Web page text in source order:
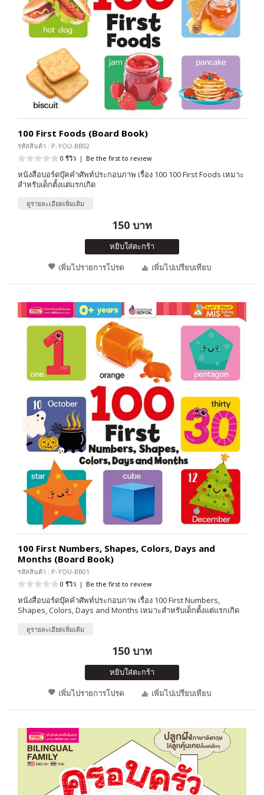
100 First Foods (Board Book)
รหัสสินค้า : P-YOU-BB02
0 รีวิว | Be the first to review
หนังสือบอร์ดบุ๊คคำศัพท์ประกอบภาพ เรื่อง 100 100 First Foods เหมาะ
สำหรับเด็กตั้งแต่แรกเกิด
ดูรายละเอียดเพิ่มเติม
150 บาท
หยิบใส่ตะกร้า
เพิ่มไปรายการโปรด
เพิ่มไปเปรียบเทียบ
100 First Numbers, Shapes, Colors, Days and
Months (Board Book)
รหัสสินค้า : P-YOU-BB01
0 รีวิว | Be the first to review
หนังสือบอร์ดบุ๊คคำศัพท์ประกอบภาพ เรื่อง 100 First Numbers,
Shapes, Colors, Days and Months เหมาะสำหรับเด็กตั้งแต่แรกเกิด
ดูรายละเอียดเพิ่มเติม
150 บาท
หยิบใส่ตะกร้า
เพิ่มไปรายการโปรด
เพิ่มไปเปรียบเทียบ